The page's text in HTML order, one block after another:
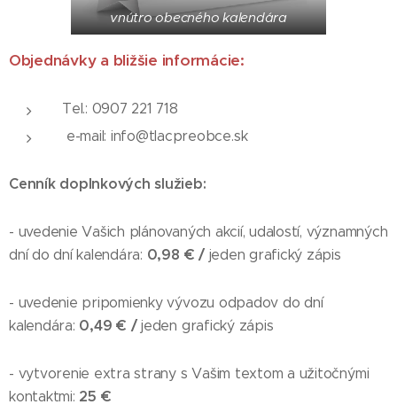
vnútro obecného kalendára
Objednávky a bližšie informácie:
Tel.: 0907 221 718
e-mail: info@tlacpreobce.sk
Cenník doplnkových služieb:
- uvedenie Vašich plánovaných akcií, udalostí, významných
dní do dní kalendára: 0,98 € / jeden grafický zápis
- uvedenie pripomienky vývozu odpadov do dní
kalendára: 0,49 € /jeden grafický zápis
- vytvorenie extra strany s Vašim textom a užitočnými
kontaktmi: 25 €